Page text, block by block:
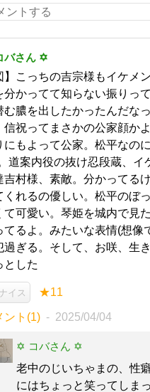
バさん ✡
】こっちの吉宗様もイケメ
分かってて知らない振りっ
む膿を出したかったんだな
信祝ってまさかの公家顔か
にもよって公家。松平なの
道案内役の抜け忍段蔵、イ
吉村様、素敵。分かってる
くれるの優しい。松平のぼ
て可愛い。琴姫を城内で見
てるよ。みたいな表情(想像
過ぎる。そして、お咲、生
とした
ナイス ★11
ント(1) 2025/04/04
✡ コバさん ✡
老中のじいちゃまの、性
にはちょっと笑ってしま